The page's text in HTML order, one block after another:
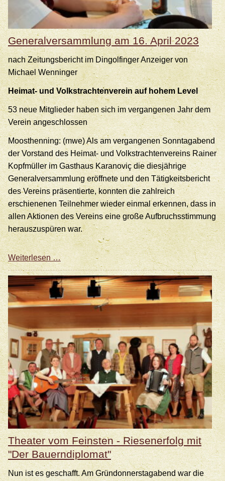
Generalversammlung am 16. April 2023
nach Zeitungsbericht im Dingolfinger Anzeiger von
Michael Wenninger
Heimat- und Volkstrachtenverein auf hohem Level
53 neue Mitglieder haben sich im vergangenen Jahr dem
Verein angeschlossen
Moosthenning: (mwe) Als am vergangenen Sonntagabend
der Vorstand des Heimat- und Volkstrachtenvereins Rainer
Kopfmüller im Gasthaus Karanoviç die diesjährige
Generalversammlung eröffnete und den Tätigkeitsbericht
des Vereins präsentierte, konnten die zahlreich
erschienenen Teilnehmer wieder einmal erkennen, dass in
allen Aktionen des Vereins eine große Aufbruchsstimmung
herauszuspüren war.
Weiterlesen …Generalversammlung
am
16.
April
2023
Theater vom Feinsten - Riesenerfolg mit
"Der Bauerndiplomat"
Nun ist es geschafft. Am Gründonnerstagabend war die